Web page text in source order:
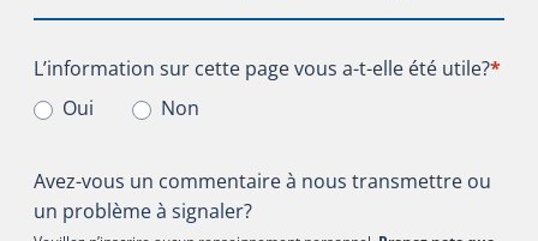
L’information sur cette page vous a-t-elle été utile?
L’information sur cette page vous a-t-elle été utile?*
Oui
Non
Avez-vous un commentaire à nous transmettre ou
un problème à signaler?